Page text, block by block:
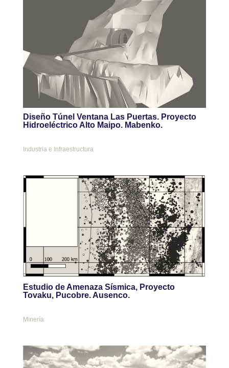
Diseño Túnel Ventana Las Puertas. Proyecto
Hidroeléctrico Alto Maipo. Mabenko.
Industria e Infraestructura
Estudio de Amenaza Sísmica, Proyecto
Tovaku, Pucobre. Ausenco.
Minería